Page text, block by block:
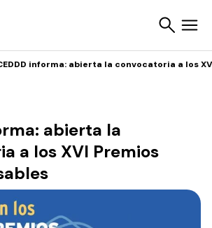
informa: abierta la convocatoria a los
abierta la
a los XVI Premios